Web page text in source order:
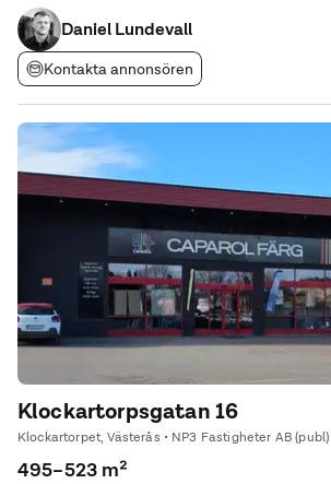
Daniel Lundevall
Kontakta annonsören
Klockartorpsgatan 16
Klockartorpet, Västerås • NP3 Fastigheter AB (publ)
495–523 m²